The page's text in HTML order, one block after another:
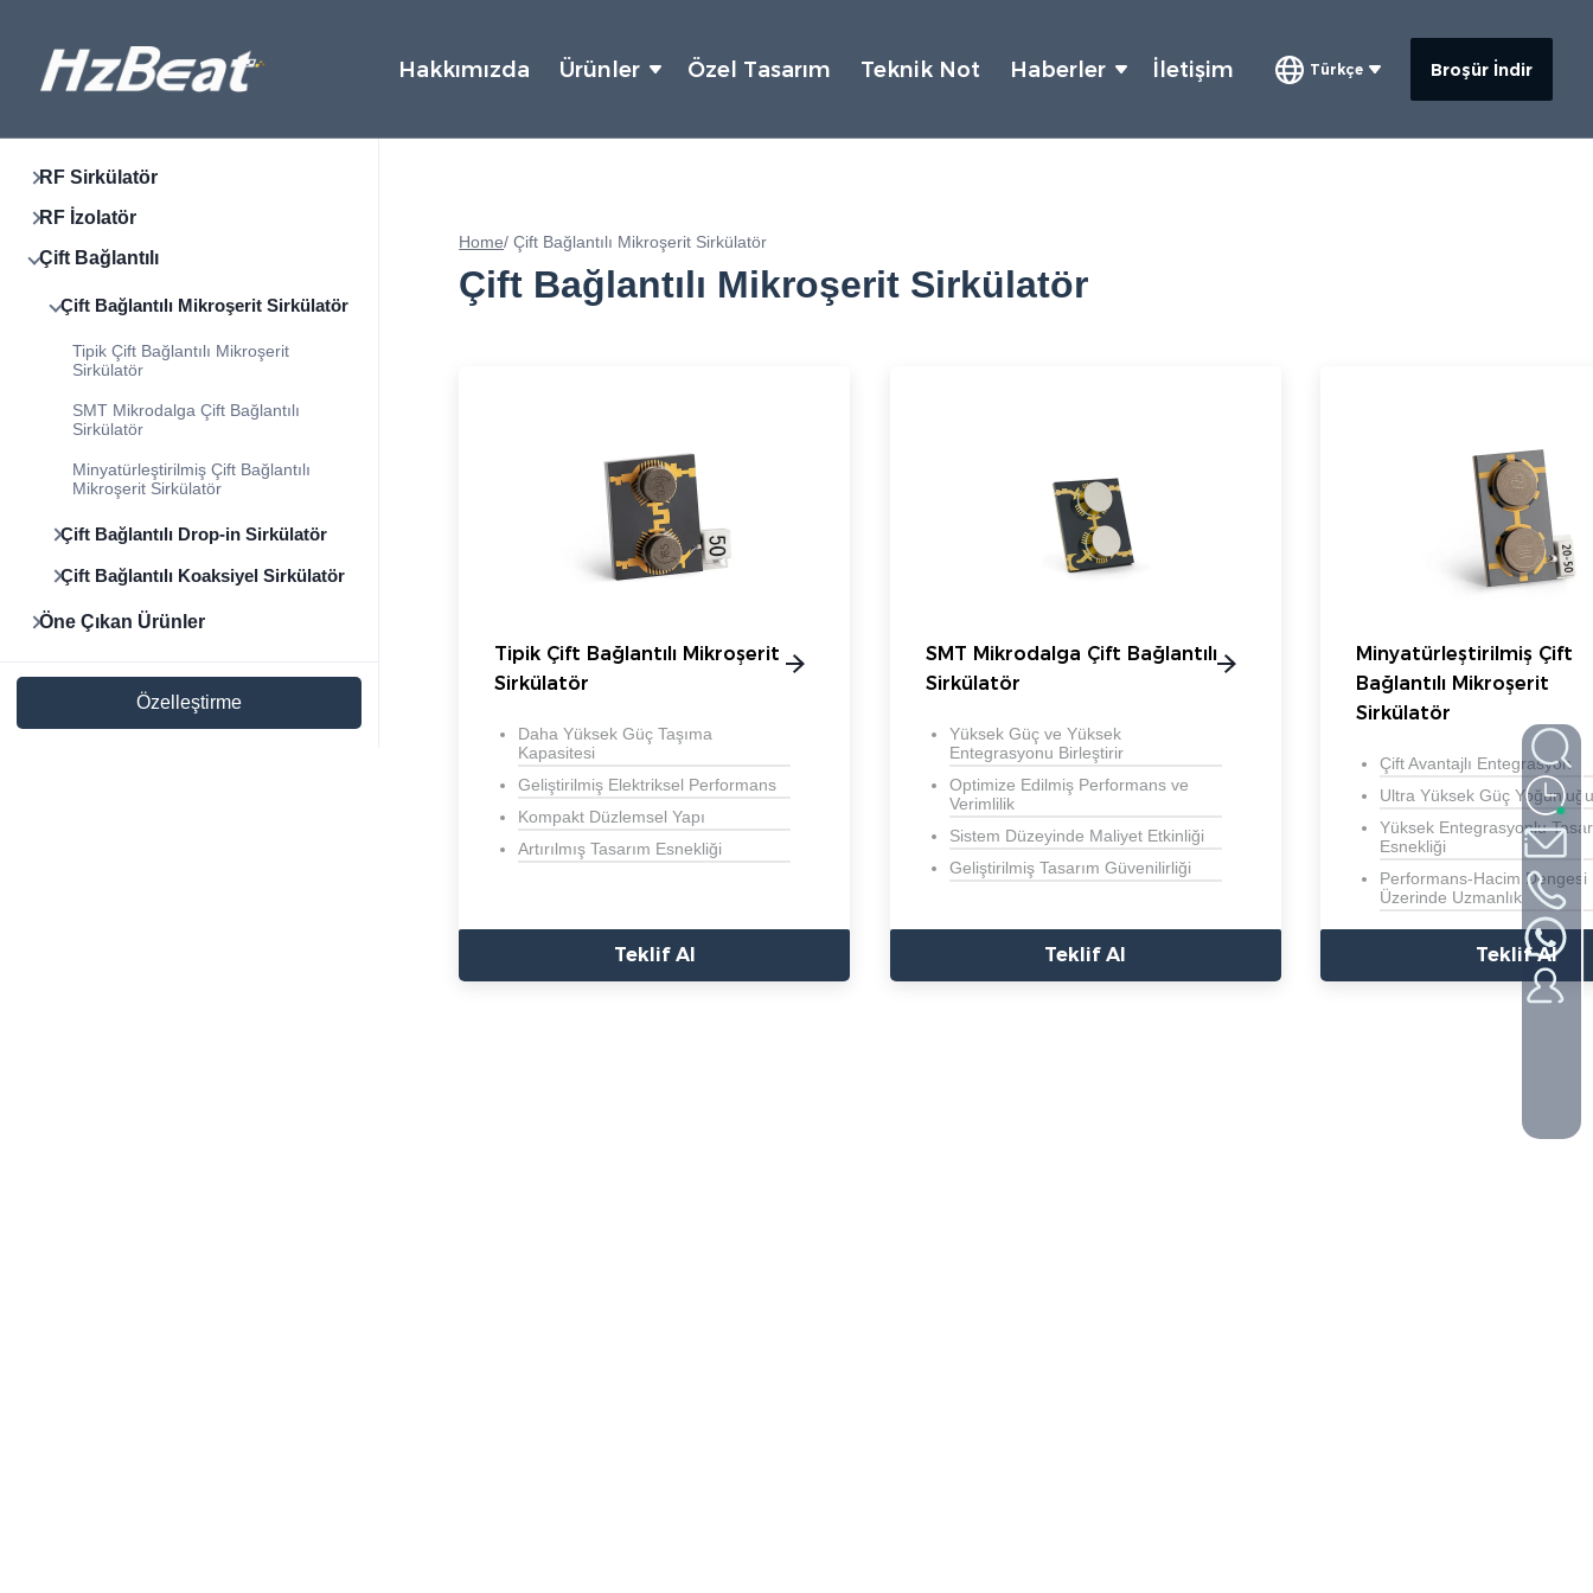
Hakkımızda Ürünler Özel Tasarım Teknik Not Haberler İletişim Türkçe Broşür İndir
RF Sirkülatör
RF İzolatör
Çift Bağlantılı
Çift Bağlantılı Mikroşerit Sirkülatör
Tipik Çift Bağlantılı Mikroşerit
Sirkülatör
SMT Mikrodalga Çift Bağlantılı
Sirkülatör
Minyatürleştirilmiş Çift Bağlantılı
Mikroşerit Sirkülatör
Çift Bağlantılı Drop-in Sirkülatör
Çift Bağlantılı Koaksiyel Sirkülatör
Öne Çıkan Ürünler
Özelleştirme
Home/Çift Bağlantılı Mikroşerit Sirkülatör
Çift Bağlantılı Mikroşerit Sirkülatör
Tipik Çift Bağlantılı Mikroşerit
Sirkülatör
Daha Yüksek Güç Taşıma
Kapasitesi
Geliştirilmiş Elektriksel Performans
Kompakt Düzlemsel Yapı
Artırılmış Tasarım Esnekliği
Teklif Al
SMT Mikrodalga Çift Bağlantılı
Sirkülatör
Yüksek Güç ve Yüksek
Entegrasyonu Birleştirir
Optimize Edilmiş Performans ve
Verimlilik
Sistem Düzeyinde Maliyet Etkinliği
Geliştirilmiş Tasarım Güvenilirliği
Teklif Al
Minyatürleştirilmiş Çift
Bağlantılı Mikroşerit
Sirkülatör
Çift Avantajlı Entegrasyon
Ultra Yüksek Güç
Yüksek Entegrasyonlu
Esnekliği
Performans-Hacim Dengesi
Üzerinde Uzmanlık
Teklif Al